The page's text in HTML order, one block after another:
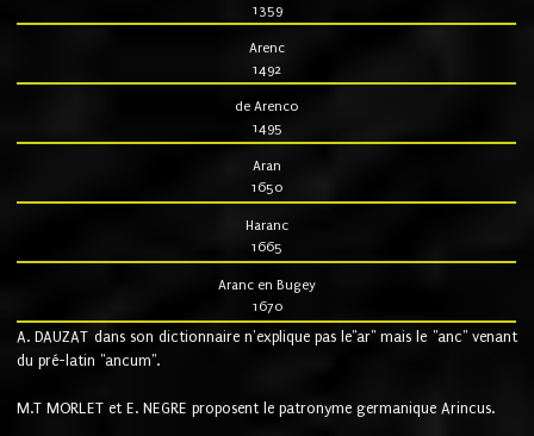
1359
Arenc
1492
de Arenco
1495
Aran
1650
Haranc
1665
Aranc en Bugey
1670
A. DAUZAT dans son dictionnaire n'explique pas le"ar" mais le "anc" venant
du pré-latin "ancum".
M.T MORLET et E. NEGRE proposent le patronyme germanique Arincus.